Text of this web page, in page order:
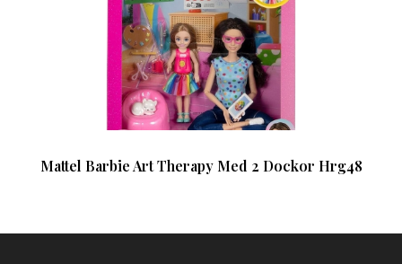
Mattel Barbie Art Therapy Med 2 Dockor Hrg48